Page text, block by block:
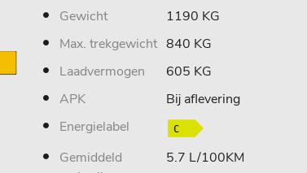
Gewicht
1190 KG
Max. trekgewicht 840 KG
Laadvermogen
605 KG
APK
Bij aflevering
Energielabel
Gemiddeld
5.7 L/100KM